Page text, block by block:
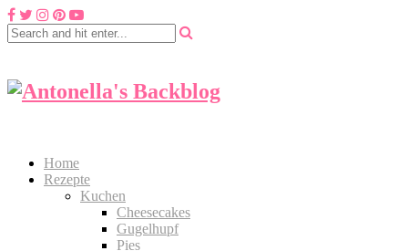
Home
Rezepte
Kuchen
Cheesecakes
Gugelhupf
Pies